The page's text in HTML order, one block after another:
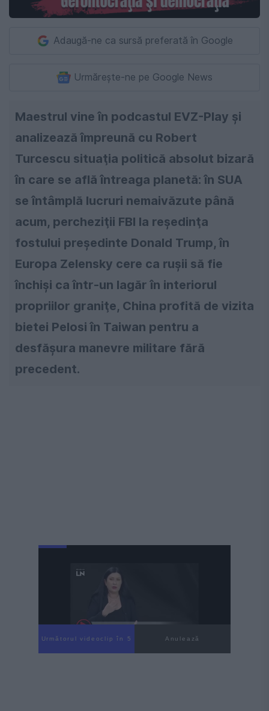
Adaugă-ne ca sursă preferată în Google
Urmărește-ne pe Google News
Maestrul vine în podcastul EVZ-Play şi
analizează împreună cu Robert
Turcescu situaţia politică absolut bizară
în care se află întreaga planetă: în SUA
se întâmplă lucruri nemaivăzute până
acum, percheziţii FBI la reşedinţa
fostului preşedinte Donald Trump, în
Europa Zelensky cere ca ruşii să fie
închişi ca într-un lagăr în interiorul
propriilor graniţe, China profită de vizita
bietei Pelosi în Taiwan pentru a
desfăşura manevre militare fără
precedent.
Următorul videoclip în 4 Anulează